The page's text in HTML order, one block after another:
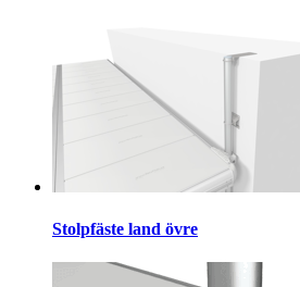
Stolpfäste land övre